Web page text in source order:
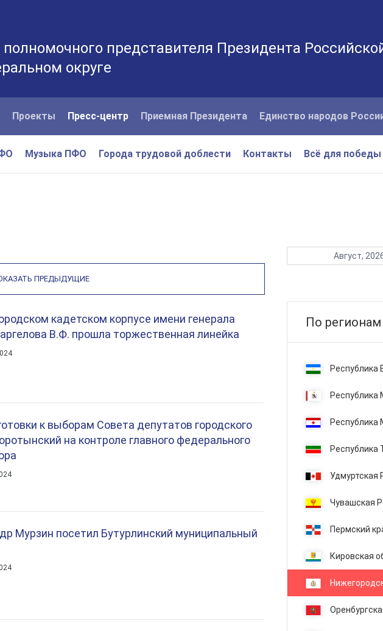
представителя Президента
округе
Проекты Пресс-центр Приемная Президента Единство народов
Музыка ПФО Города трудовой доблести Контакты Всё для победы
Август,
По регионам
Республика
Республика
Республика
Республика
Удмуртская
Чувашская
Пермский
Кировская
ПРЕДЫДУЩИЕ
кадетском корпусе имени генерала
В.Ф. прошла торжественная линейка
к выборам Совета депутатов городского
на контроле главного федерального
Мурзин посетил Бутурлинский муниципальный